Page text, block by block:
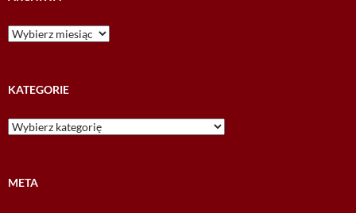
Archiwa
KATEGORIE
Kategorie
META